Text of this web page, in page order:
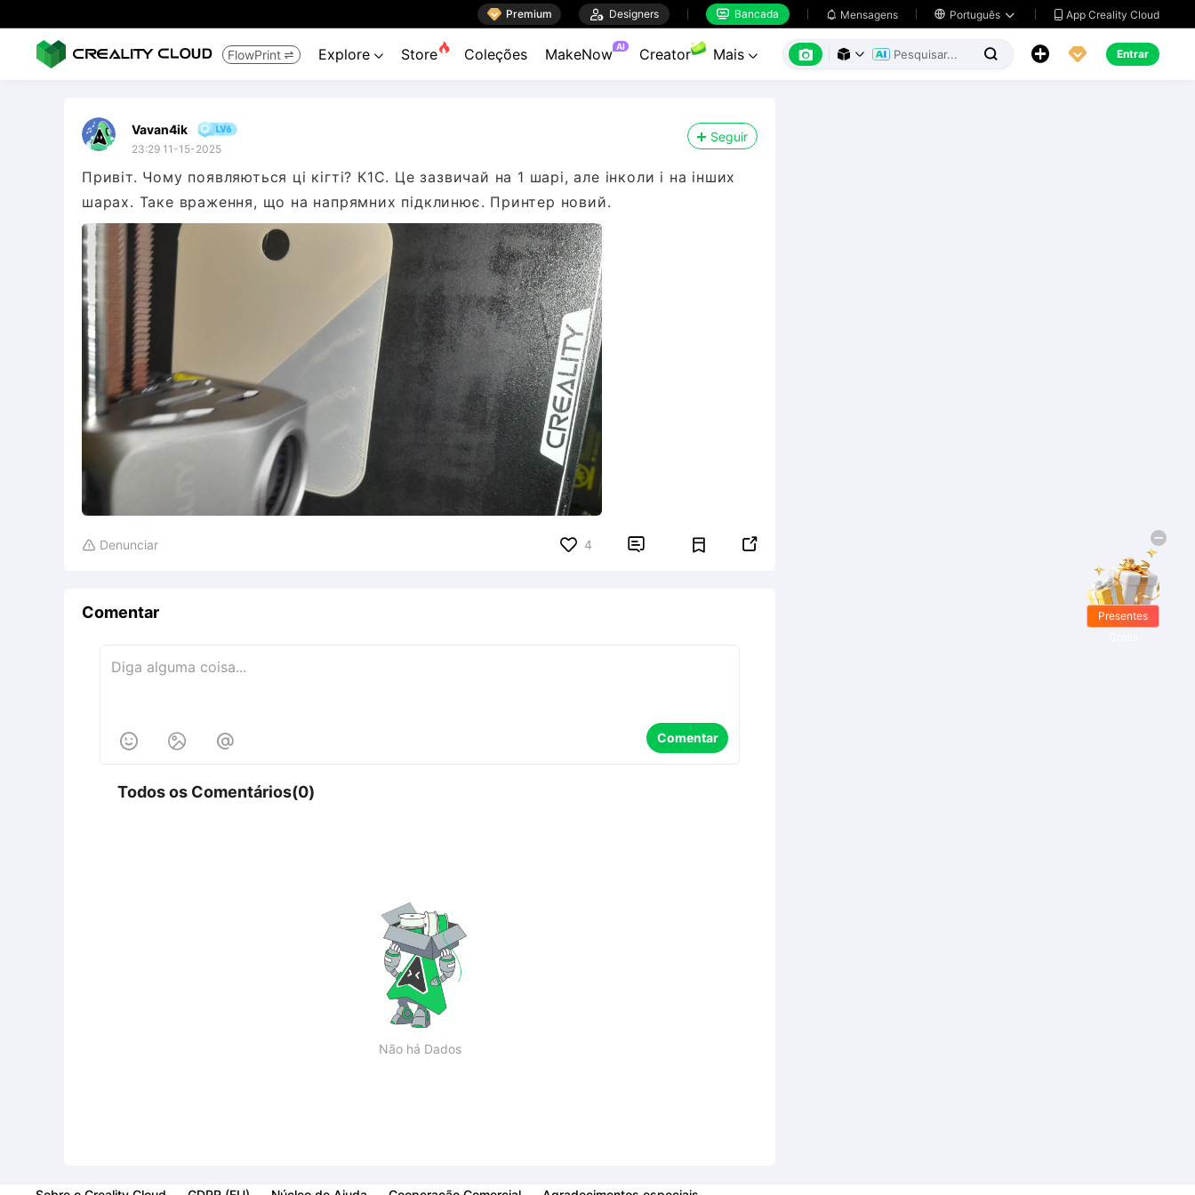
 Premium  Designers  Bancada  Mensagens  Português   App Creality Cloud
FlowPrint  Explore  Store Coleções MakeNow AI Creator Mais        Entrar
Vavan4ik
23:29 11-15-2025
Seguir
Привіт. Чому появляються ці кігті? К1С. Це зазвичай на 1 шарі, але інколи і на інших
шарах. Таке враження, що на напрямних підклинює. Принтер новий.
 Denunciar 4  
Comentar
   Comentar
Todos os Comentários(0)
Não há Dados
Presentes